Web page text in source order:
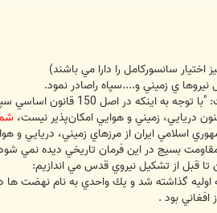
سانسوركامل را دارا مي باشند)
امام در آن دستور خطاب به
دريايي، زميني و هوايي امكان‌پذير نيست،
اسلامي ايران از مرزهاي زميني، دريايي و
بسيج در اين فرمان تاريخي ديده نمي
تا قبل از تشكيل نيروي قدس مي اندازيم:
گذاشته شد و يك واحدي به نام نهضت ها
بود .